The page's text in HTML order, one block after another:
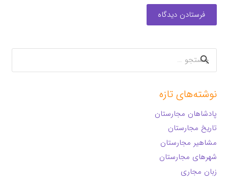
فرستادن دیدگاه
جستجو
برای:
نوشته‌های تازه
پادشاهان مجارستان
تاریخ مجارستان
مشاهیر مجارستان
شهرهای مجارستان
زبان مجاری